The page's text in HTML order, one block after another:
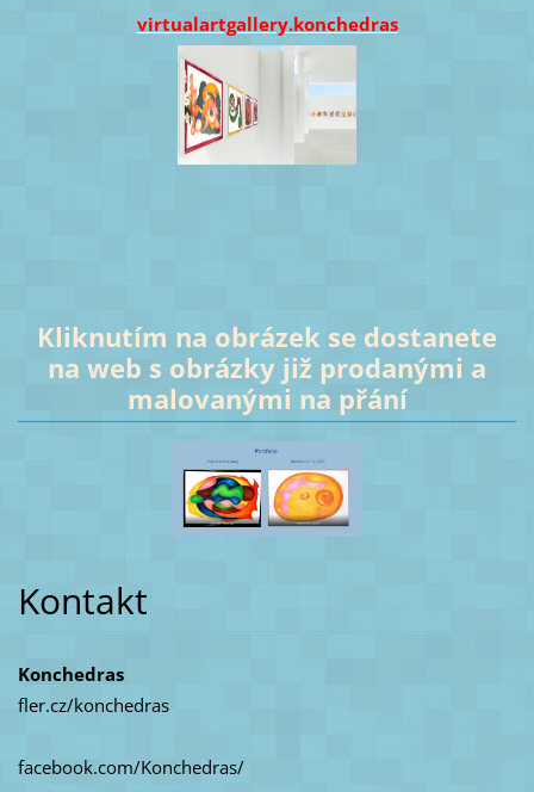
virtualartgallery.konchedras
Kliknutím na obrázek se dostanete
na web s obrázky již prodanými a
malovanými na přání
Kontakt
Konchedras
fler.cz/konchedras
facebook.com/Konchedras/